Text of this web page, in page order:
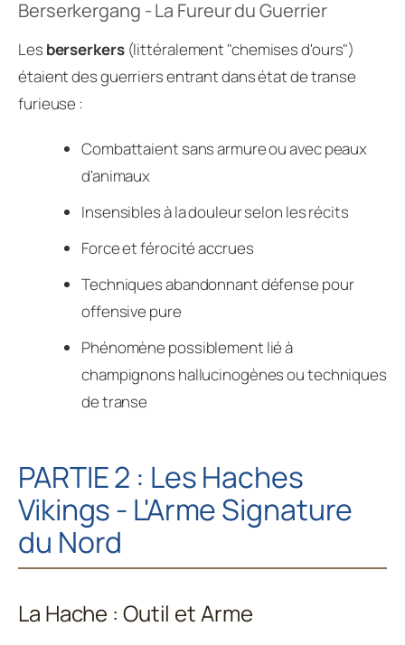
Berserkergang - La Fureur du Guerrier
Les berserkers(littéralement "chemises d'ours")
étaient des guerriers entrant dans état de transe
furieuse :
Combattaient sans armure ou avec peaux
d'animaux
Insensibles à la douleur selon les récits
Force et férocité accrues
Techniques abandonnant défense pour
offensive pure
Phénomène possiblement lié à
champignons hallucinogènes ou techniques
de transe
PARTIE 2 : Les Haches
Vikings - L'Arme Signature
du Nord
La Hache : Outil et Arme